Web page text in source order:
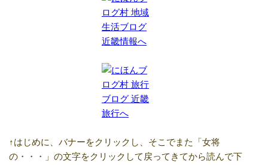
↑はじめに、バナーをクリックし、そこでまた「女将
の・・・」の文字をクリックして戻ってきてから読んで下